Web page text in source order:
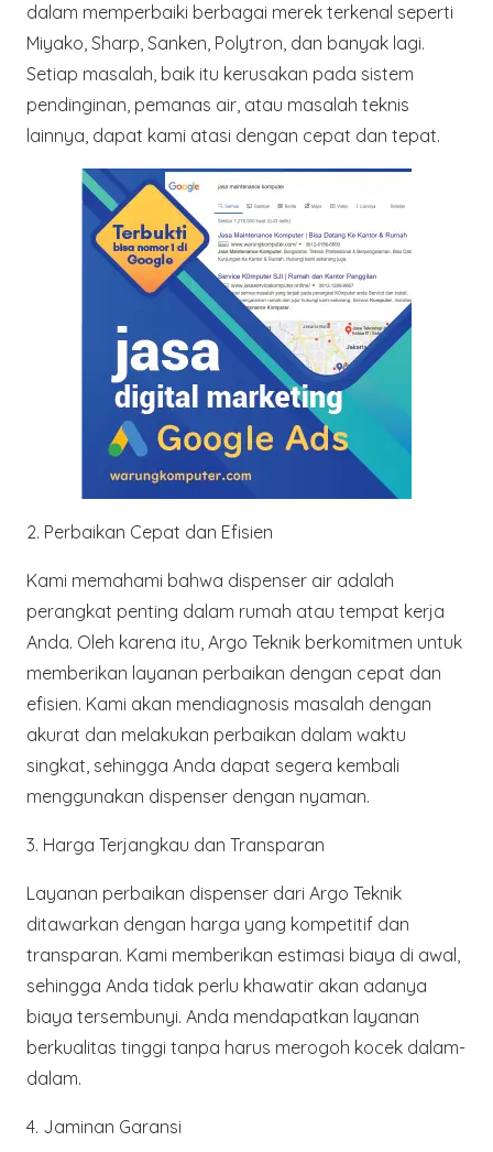
dalam memperbaiki berbagai merek terkenal seperti
Miyako, Sharp, Sanken, Polytron, dan banyak lagi.
Setiap masalah, baik itu kerusakan pada sistem
pendinginan, pemanas air, atau masalah teknis
lainnya, dapat kami atasi dengan cepat dan tepat.
2. Perbaikan Cepat dan Efisien
Kami memahami bahwa dispenser air adalah
perangkat penting dalam rumah atau tempat kerja
Anda. Oleh karena itu, Argo Teknik berkomitmen untuk
memberikan layanan perbaikan dengan cepat dan
efisien. Kami akan mendiagnosis masalah dengan
akurat dan melakukan perbaikan dalam waktu
singkat, sehingga Anda dapat segera kembali
menggunakan dispenser dengan nyaman.
3. Harga Terjangkau dan Transparan
Layanan perbaikan dispenser dari Argo Teknik
ditawarkan dengan harga yang kompetitif dan
transparan. Kami memberikan estimasi biaya di awal,
sehingga Anda tidak perlu khawatir akan adanya
biaya tersembunyi. Anda mendapatkan layanan
berkualitas tinggi tanpa harus merogoh kocek dalam-
dalam.
4. Jaminan Garansi